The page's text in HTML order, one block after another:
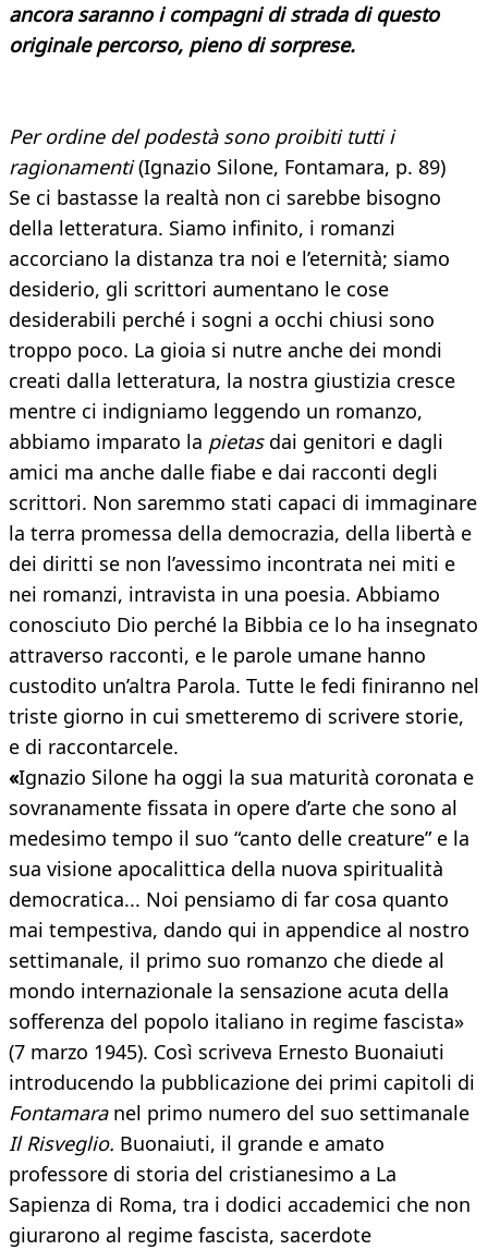
ancora saranno i compagni di strada di questo
originale percorso, pieno di sorprese.
Per ordine del podestà sono proibiti tutti i
ragionamenti(Ignazio Silone, Fontamara, p. 89)
Se ci bastasse la realtà non ci sarebbe bisogno
della letteratura. Siamo infinito, i romanzi
accorciano la distanza tra noi e l’eternità; siamo
desiderio, gli scrittori aumentano le cose
desiderabili perché i sogni a occhi chiusi sono
troppo poco. La gioia si nutre anche dei mondi
creati dalla letteratura, la nostra giustizia cresce
mentre ci indigniamo leggendo un romanzo,
abbiamo imparato la pietasdai genitori e dagli
amici ma anche dalle fiabe e dai racconti degli
scrittori. Non saremmo stati capaci di immaginare
la terra promessa della democrazia, della libertà e
dei diritti se non l’avessimo incontrata nei miti e
nei romanzi, intravista in una poesia. Abbiamo
conosciuto Dio perché la Bibbia ce lo ha insegnato
attraverso racconti, e le parole umane hanno
custodito un’altra Parola. Tutte le fedi finiranno nel
triste giorno in cui smetteremo di scrivere storie,
e di raccontarcele.
«Ignazio Silone ha oggi la sua maturità coronata e
sovranamente fissata in opere d’arte che sono al
medesimo tempo il suo “canto delle creature” e la
sua visione apocalittica della nuova spiritualità
democratica... Noi pensiamo di far cosa quanto
mai tempestiva, dando qui in appendice al nostro
settimanale, il primo suo romanzo che diede al
mondo internazionale la sensazione acuta della
sofferenza del popolo italiano in regime fascista»
(7 marzo 1945). Così scriveva Ernesto Buonaiuti
introducendo la pubblicazione dei primi capitoli di
Fontamaranel primo numero del suo settimanale
Il Risveglio. Buonaiuti, il grande e amato
professore di storia del cristianesimo a La
Sapienza di Roma, tra i dodici accademici che non
giurarono al regime fascista, sacerdote